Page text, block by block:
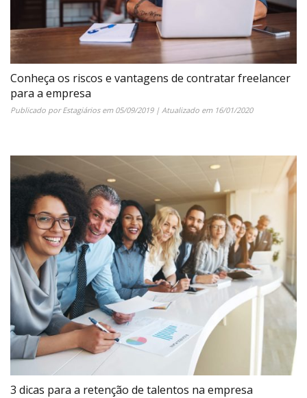
Conheça os riscos e vantagens de contratar freelancer
para a empresa
Publicado porEstagiáriosem 05/09/2019| Atualizado em 16/01/2020
3 dicas para a retenção de talentos na empresa